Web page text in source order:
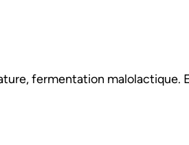
fermentation malolactique.